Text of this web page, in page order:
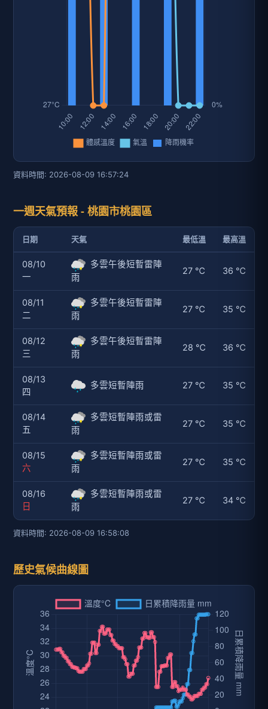
資料時間: 2026-08-09 16:57:24
一週天氣預報 - 桃園市桃園區
日期 天氣 最低溫 最高溫
08/10
一
多雲午後短暫雷陣
雨
27 ℃ 36 ℃
08/11
二
多雲午後短暫雷陣
雨
27 ℃ 35 ℃
08/12
三
多雲午後短暫雷陣
雨
28 ℃ 36 ℃
08/13
四
多雲短暫陣雨 27 ℃ 35 ℃
08/14
五
多雲短暫陣雨或雷
雨
27 ℃ 35 ℃
08/15
六
多雲短暫陣雨或雷
雨
27 ℃ 35 ℃
08/16
日
多雲短暫陣雨或雷
雨
27 ℃ 34 ℃
資料時間: 2026-08-09 16:58:08
歷史氣候曲線圖